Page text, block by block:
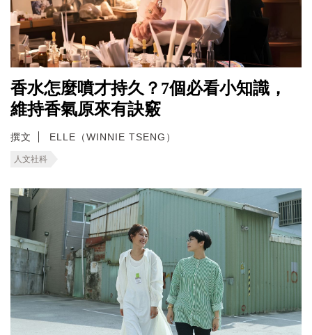
香水怎麼噴才持久？7個必看小知識，
維持香氣原來有訣竅
撰文 ELLE（WINNIE TSENG）
人文社科